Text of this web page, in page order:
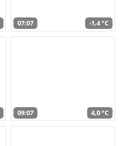
07:07 -1,4 °C
09:07 4,0 °C